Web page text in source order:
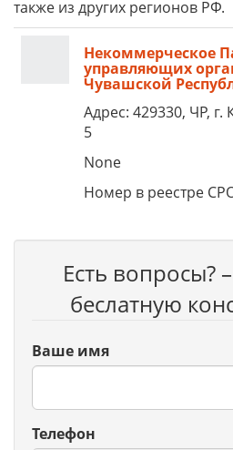
также из других регионов РФ.
Некоммерческое
управляющих
Чувашской
Адрес: 429330, ЧР,
5
None
Номер в реестре
Есть вопросы?
беслатную
Ваше имя
Телефон